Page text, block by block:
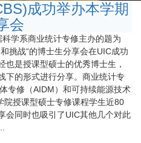
成功举办本学期
会
学系商业统计专修主办的题为
挑战“的博士生分享会在UIC成功
是授课型硕士的优秀博士生，
下的形式进行分享。商业统计专
专修（AIDM）和可持续能源技术
院授课型硕士专修课程学生近80
会同时也吸引了UIC其他几个对此